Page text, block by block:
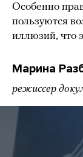
Особенно
пользуются
иллюзий, что
Марина
режиссер